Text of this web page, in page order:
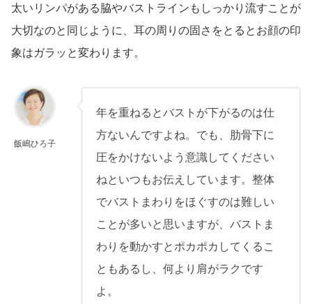
太いリンパがある脇やバストラインもしっかり流すことが
大切なのと同じように、耳の周りの固さをとるとお顔の印
象はガラッと変わります。
飯嶋ひろ子
年を重ねるとバストが下がるのは仕
方ないんですよね。でも、肋骨下に
圧をかけないよう意識してください
ねといつもお伝えしています。整体
でバストまわりをほぐすのは難しい
ことが多いと思いますが、バストま
わりを動かすとポカポカしてくるこ
ともあるし、何より肩がラクです
よ。